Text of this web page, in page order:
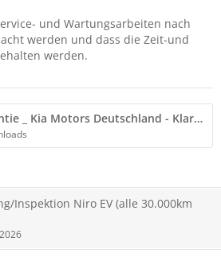
und Wartungsarbeiten nach
werden und dass die Zeit-und
werden.
MobilitÃ¤tsgarantie _ Kia Motors Deutschland - Klarstellung Garantie.pdf
Inspektion Niro EV (alle 30.000km